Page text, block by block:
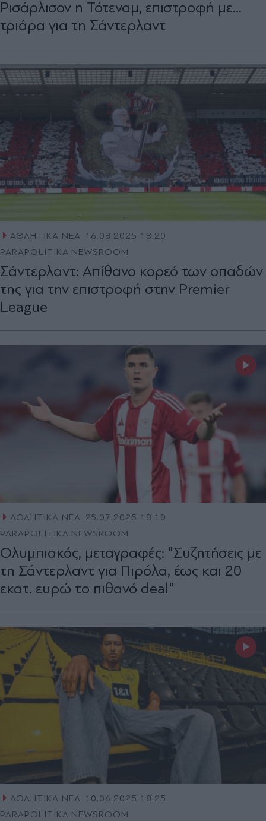
Ρισάρλισον η Τότεναμ, επιστροφή με...
τριάρα για τη Σάντερλαντ
ΑΘΛΗΤΙΚΑ ΝΕΑ 16.08.2025 18:20
PARAPOLITIKA NEWSROOM
Σάντερλαντ: Απίθανο κορεό των οπαδών
της για την επιστροφή στην Premier
League
ΑΘΛΗΤΙΚΑ ΝΕΑ
25.07.2025 18:10
PARAPOLITIKA NEWSROOM
Ολυμπιακός, μεταγραφές: "Συζητήσεις με
τη Σάντερλαντ για Πιρόλα, έως και 20
εκατ. ευρώ τo πιθανό deal"
ΑΘΛΗΤΙΚΑ ΝΕΑ 10.06.2025 18:25
PARAPOLITIKA NEWSROOM